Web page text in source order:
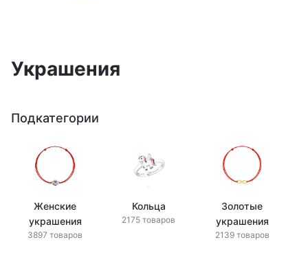
Украшения
Подкатегории
Женские
украшения
3897 товаров
Кольца
2175 товаров
Золотые
украшения
2139 товаров